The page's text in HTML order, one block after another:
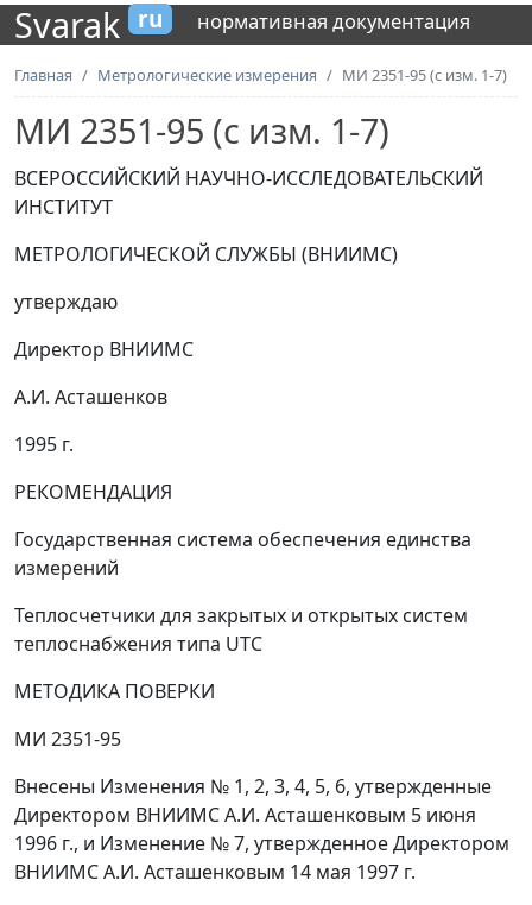
Svarak ru нормативная документация
Главная Метрологические измерения МИ 2351-95 (с изм. 1-7)
МИ 2351-95 (с изм. 1-7)
ВСЕРОССИЙСКИЙ НАУЧНО-ИССЛЕДОВАТЕЛЬСКИЙ
ИНСТИТУТ
МЕТРОЛОГИЧЕСКОЙ СЛУЖБЫ (ВНИИМС)
утверждаю
Директор ВНИИМС
А.И. Асташенков
1995 г.
РЕКОМЕНДАЦИЯ
Государственная система обеспечения единства
измерений
Теплосчетчики для закрытых и открытых систем
теплоснабжения типа UTC
МЕТОДИКА ПОВЕРКИ
МИ 2351-95
Внесены Изменения № 1, 2, 3, 4, 5, 6, утвержденные
Директором ВНИИМС А.И. Асташенковым 5 июня
1996 г., и Изменение № 7, утвержденное Директором
ВНИИМС А.И. Асташенковым 14 мая 1997 г.